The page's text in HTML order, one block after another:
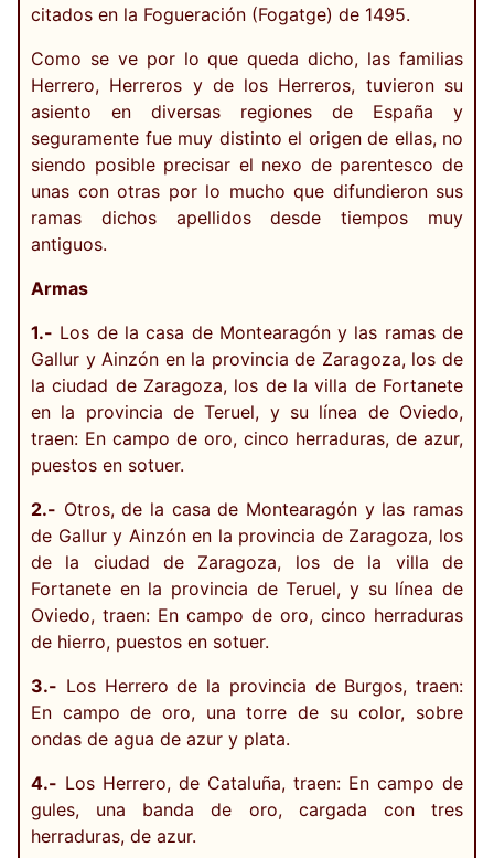
citados en la Fogueración (Fogatge) de 1495.
Como se ve por lo que queda dicho, las familias
Herrero, Herreros y de los Herreros, tuvieron su
asiento en diversas regiones de España y
seguramente fue muy distinto el origen de ellas, no
siendo posible precisar el nexo de parentesco de
unas con otras por lo mucho que difundieron sus
ramas dichos apellidos desde tiempos muy
antiguos.
Armas
1.- Los de la casa de Montearagón y las ramas de
Gallur y Ainzón en la provincia de Zaragoza, los de
la ciudad de Zaragoza, los de la villa de Fortanete
en la provincia de Teruel, y su línea de Oviedo,
traen: En campo de oro, cinco herraduras, de azur,
puestos en sotuer.
2.- Otros, de la casa de Montearagón y las ramas
de Gallur y Ainzón en la provincia de Zaragoza, los
de la ciudad de Zaragoza, los de la villa de
Fortanete en la provincia de Teruel, y su línea de
Oviedo, traen: En campo de oro, cinco herraduras
de hierro, puestos en sotuer.
3.- Los Herrero de la provincia de Burgos, traen:
En campo de oro, una torre de su color, sobre
ondas de agua de azur y plata.
4.- Los Herrero, de Cataluña, traen: En campo de
gules, una banda de oro, cargada con tres
herraduras, de azur.